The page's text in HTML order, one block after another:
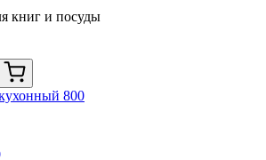
книг и посуды